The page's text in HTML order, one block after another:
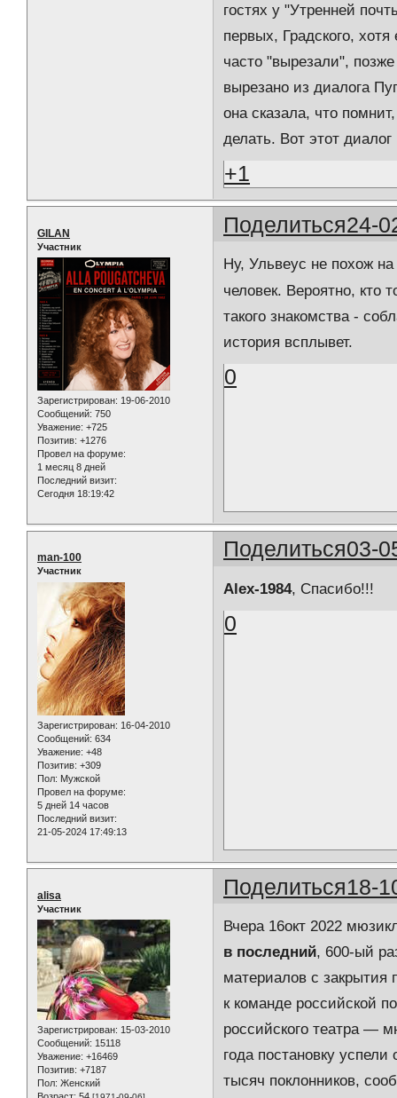
гостях у "Утренней
первых, Градского, хотя
часто "вырезали",
вырезано из диалога
она сказала, что
делать. Вот этот
+1
Поделиться24-
GILAN
Участник
Зарегистрирован: 19-06-2010
Сообщений: 750
Уважение: +725
Позитив: +1276
Провел на форуме:
1 месяц 8 дней
Последний визит:
Сегодня 18:19:42
Ну, Ульвеус не похож
человек. Вероятно, кто
такого знакомства -
история всплывет.
0
Поделиться03-
man-100
Участник
Зарегистрирован: 16-04-2010
Сообщений: 634
Уважение: +48
Позитив: +309
Пол: Мужской
Провел на форуме:
5 дней 14 часов
Последний визит:
21-05-2024 17:49:13
Alex-1984, Спасибо!!!
0
Поделиться18-
alisa
Участник
Зарегистрирован: 15-03-2010
Сообщений: 15118
Уважение: +16469
Позитив: +7187
Пол: Женский
Вчера 16окт 2022
в последний, 600-ый
материалов с закрытия
к команде российской
российского театра —
года постановку
тысяч поклонников,